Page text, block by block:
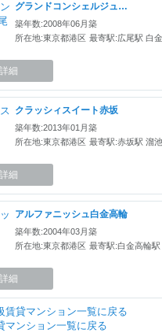
グランドコンシェルジュ広尾
築年数:2008年06月築
所在地:東京都港区 最寄駅:広尾駅 白
細
クラッシィスイート赤坂
築年数:2013年01月築
所在地:東京都港区 最寄駅:赤坂駅 溜
細
アルファニッシュ白金高輪
築年数:2004年03月築
所在地:東京都港区 最寄駅:白金高輪
細
賃貸マンション一覧に戻る
マンション一覧に戻る